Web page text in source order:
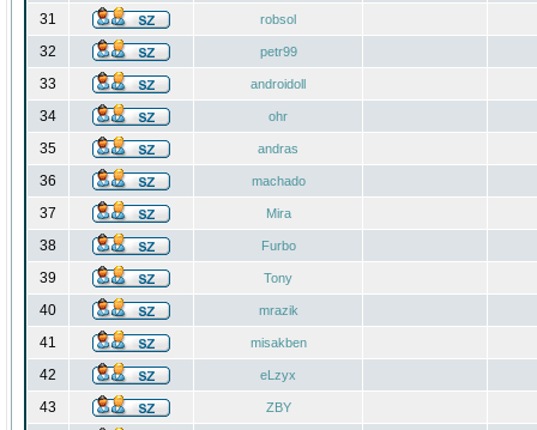
31 robsol
32 petr99
33 androidoll
34 ohr
35 andras
36 machado
37 Mira
38 Furbo
39 Tony
40 mrazik
41 misakben
42 eLzyx
43 ZBY